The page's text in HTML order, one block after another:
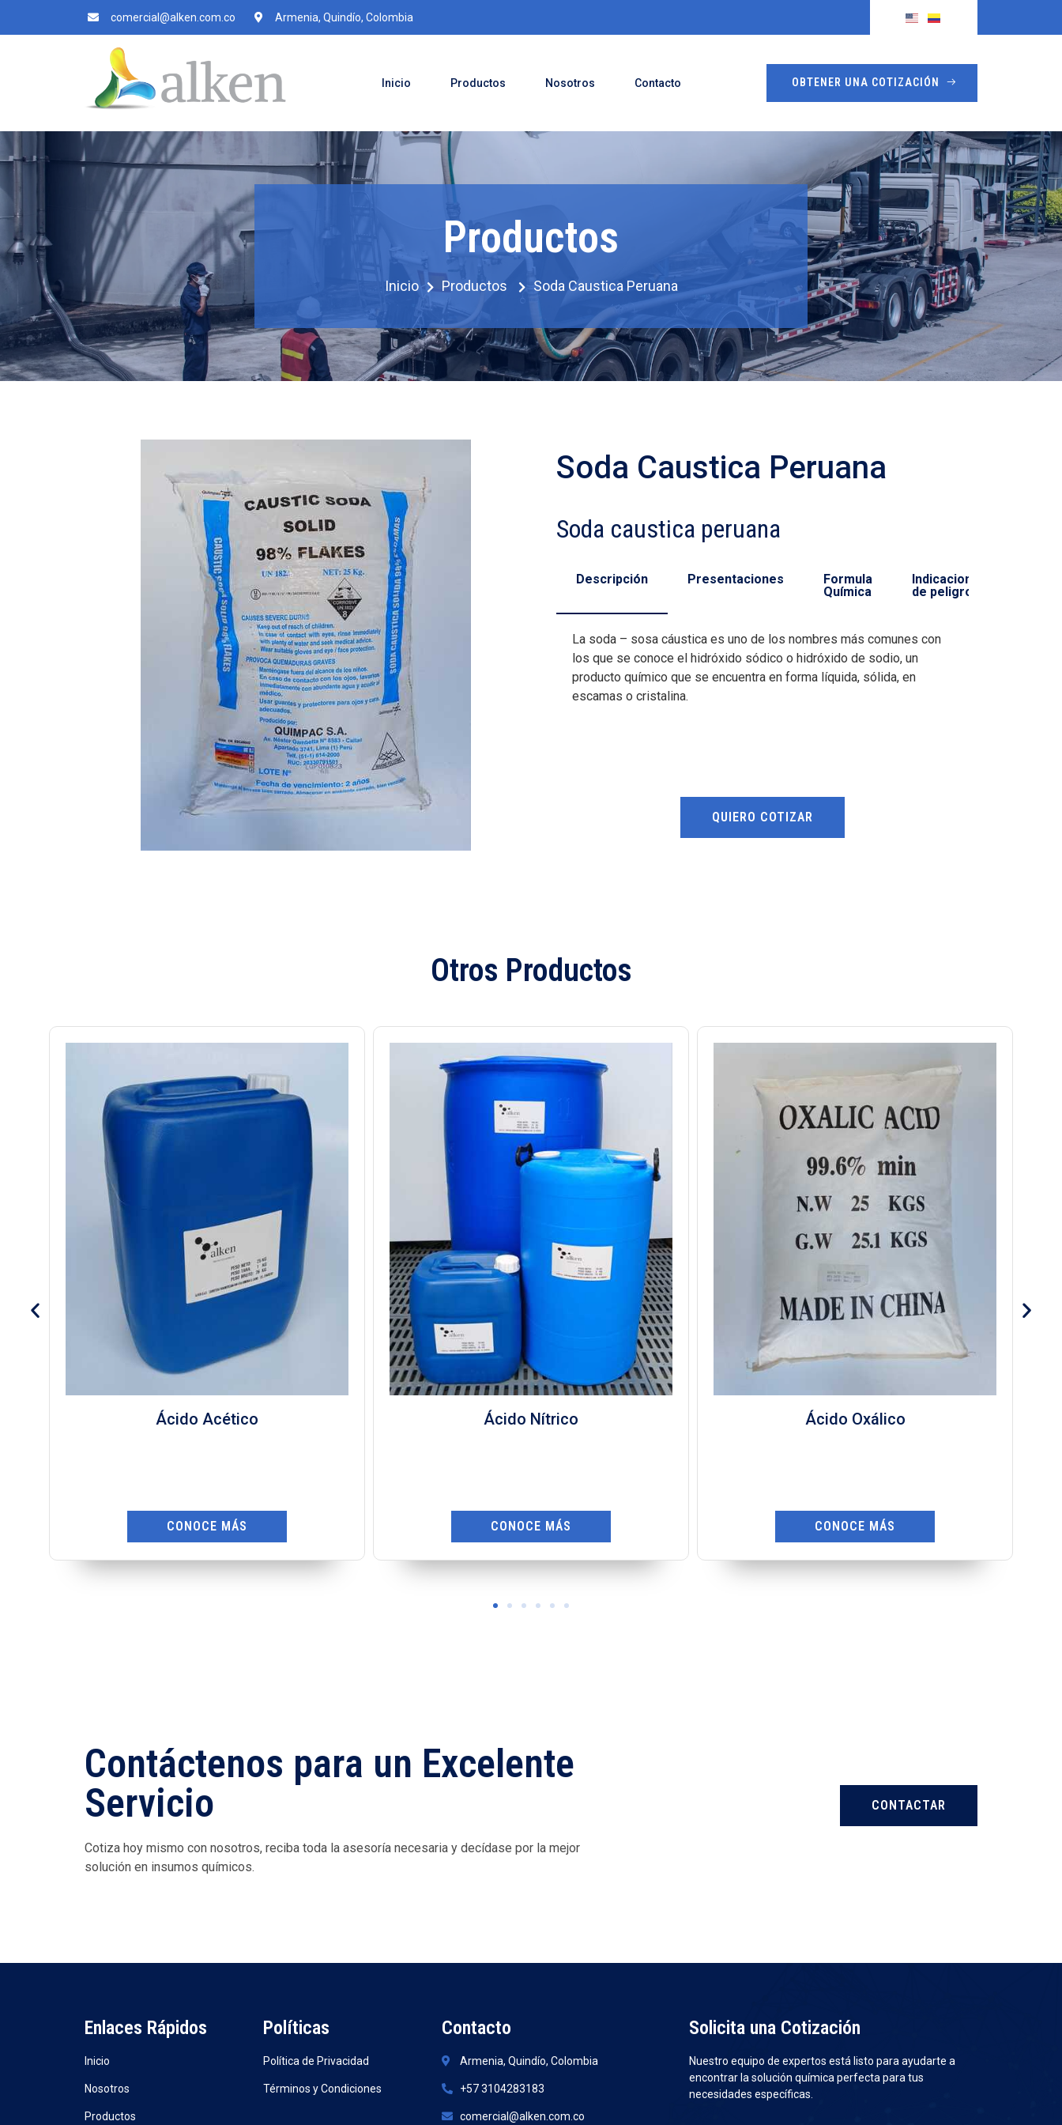
comercial@alken.com.co Armenia, Quindío, Colombia
Inicio Productos Nosotros Contacto OBTENER UNA COTIZACIÓN
Productos
Inicio Productos Soda Caustica Peruana
Soda Caustica Peruana
Soda caustica peruana
Descripción Presentaciones
Formula
Química
Indicaciones
de peligro
La soda – sosa cáustica es uno de los nombres más comunes con
los que se conoce el hidróxido sódico o hidróxido de sodio, un
producto químico que se encuentra en forma líquida, sólida, en
escamas o cristalina.
QUIERO COTIZAR
Otros Productos
Ácido Nítrico
CONOCE MÁS
Ácido Oxálico
CONOCE MÁS
Ácido Sulfónico
CONOCE MÁS
Contáctenos para un Excelente
Servicio
Cotiza hoy mismo con nosotros, reciba toda la asesoría necesaria y decídase por la mejor
solución en insumos químicos.
CONTACTAR
Enlaces Rápidos
Inicio
Nosotros
Productos
Políticas
Política de Privacidad
Términos y Condiciones
Contacto
Armenia, Quindío, Colombia
+57 3104283183
comercial@alken.com.co
Solicita una Cotización
Nuestro equipo de expertos está listo para ayudarte a
encontrar la solución química perfecta para tus
necesidades específicas.